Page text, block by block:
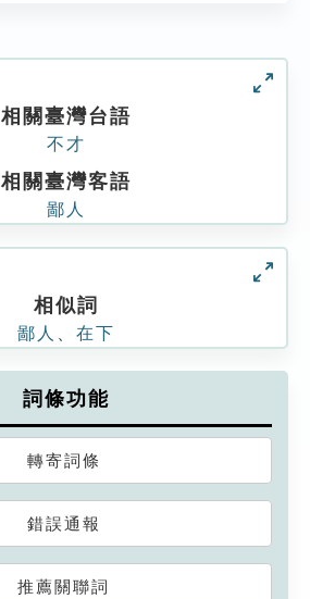
相關臺灣台語
不才
相關臺灣客語
鄙人
相似詞
鄙人 在下
詞條功能
轉寄詞條
錯誤通報
推薦關聯詞